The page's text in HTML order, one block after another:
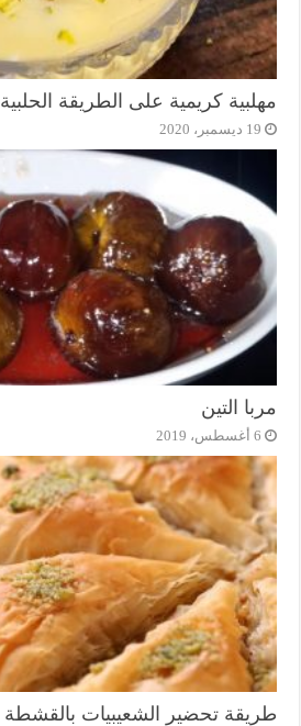
مهلبية كريمية على الطريقة الحلبية
19 ديسمبر، 2020
مربا التين
6 أغسطس، 2019
طريقة تحضير الشعيبيات بالقشطة